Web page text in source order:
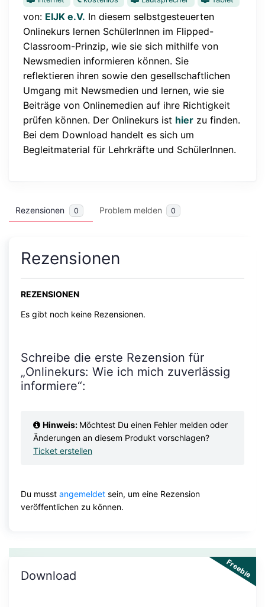
von: EIJK e.V. In diesem selbstgesteuerten
Onlinekurs lernen SchülerInnen im Flipped-
Classroom-Prinzip, wie sie sich mithilfe von
Newsmedien informieren können. Sie
reflektieren ihren sowie den gesellschaftlichen
Umgang mit Newsmedien und lernen, wie sie
Beiträge von Onlinemedien auf ihre Richtigkeit
prüfen können. Der Onlinekurs ist hier zu finden.
Bei dem Download handelt es sich um
Begleitmaterial für Lehrkräfte und SchülerInnen.
Rezensionen 0 Problem melden 0
Rezensionen
REZENSIONEN
Es gibt noch keine Rezensionen.
Schreibe die erste Rezension für
„Onlinekurs: Wie ich mich zuverlässig
informiere“:
Hinweis: Möchtest Du einen Fehler melden oder
Änderungen an diesem Produkt vorschlagen?
Ticket erstellen
Du musst angemeldet sein, um eine Rezension
veröffentlichen zu können.
Freebie
Download